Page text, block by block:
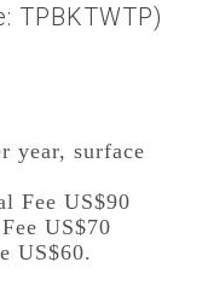
TPBKTWTP)
year, surface
Fee US$90
US$70
US$60.